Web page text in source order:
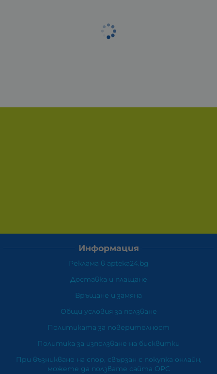
Информация
Реклама в apteka24.bg
Доставка и плащане
Връщане и замяна
Общи условия за ползване
Политиката за поверителност
Политика за използване на бисквитки
При възникване на спор, свързан с покупка онлайн,
можете да ползвате сайта ОРС